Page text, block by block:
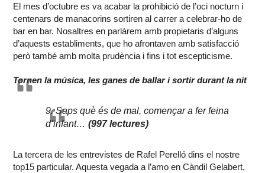
El mes d’octubre es va acabar la prohibició de l’oci nocturn i
centenars de manacorins sortiren al carrer a celebrar-ho de
bar en bar. Nosaltres en parlàrem amb propietaris d’alguns
d’aquests establiments, que ho afrontaven amb satisfacció
però també amb molta prudència i fins i tot escepticisme.
Tornen la música, les ganes de ballar i sortir durant la nit
9. Saps què és de mal, començar a fer feina
d’infant… (997 lectures)
La tercera de les entrevistes de Rafel Perelló dins el nostre
top15 particular. Aquesta vegada a l’amo en Càndil Gelabert,